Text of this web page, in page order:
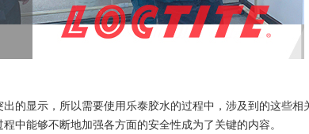
的显示，所以需要使用乐泰胶水的过程中，涉及到的这些相
中能够不断地加强各方面的安全性成为了关键的内容。